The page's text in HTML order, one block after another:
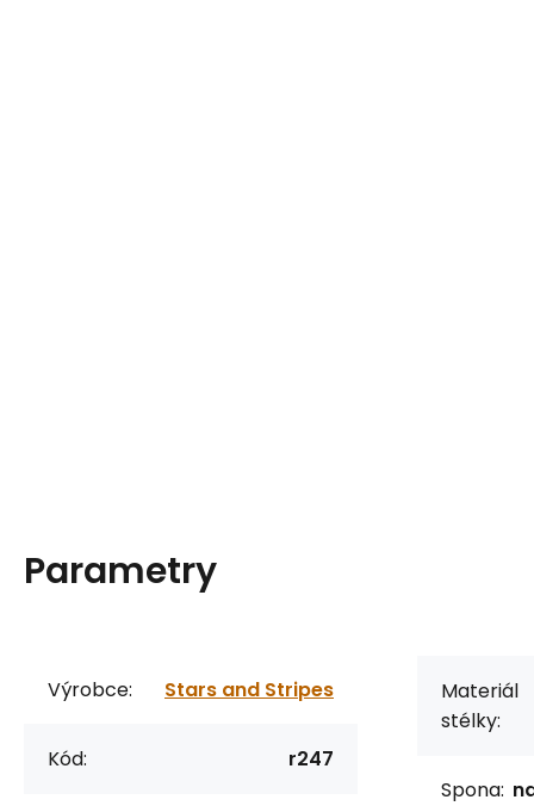
Parametry
Výrobce: Stars and Stripes
Kód: r247
Materiál
stélky:
Spona: